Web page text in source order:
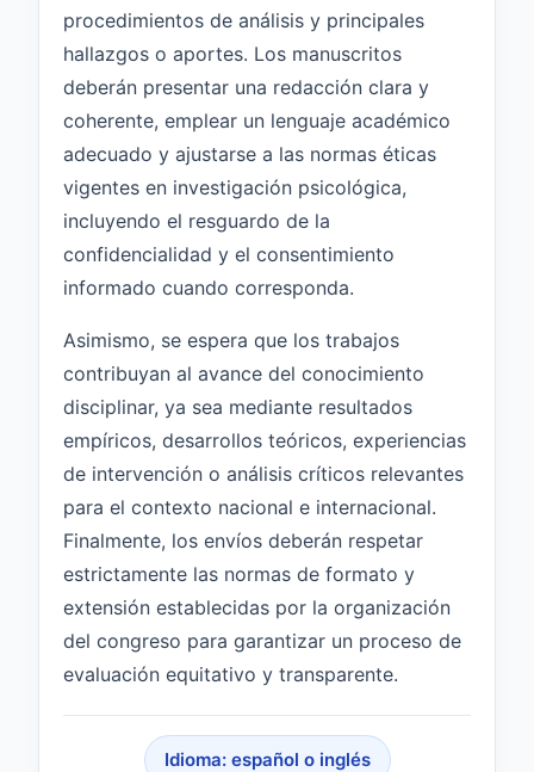
procedimientos de análisis y principales
hallazgos o aportes. Los manuscritos
deberán presentar una redacción clara y
coherente, emplear un lenguaje académico
adecuado y ajustarse a las normas éticas
vigentes en investigación psicológica,
incluyendo el resguardo de la
confidencialidad y el consentimiento
informado cuando corresponda.
Asimismo, se espera que los trabajos
contribuyan al avance del conocimiento
disciplinar, ya sea mediante resultados
empíricos, desarrollos teóricos, experiencias
de intervención o análisis críticos relevantes
para el contexto nacional e internacional.
Finalmente, los envíos deberán respetar
estrictamente las normas de formato y
extensión establecidas por la organización
del congreso para garantizar un proceso de
evaluación equitativo y transparente.
Idioma: español o inglés